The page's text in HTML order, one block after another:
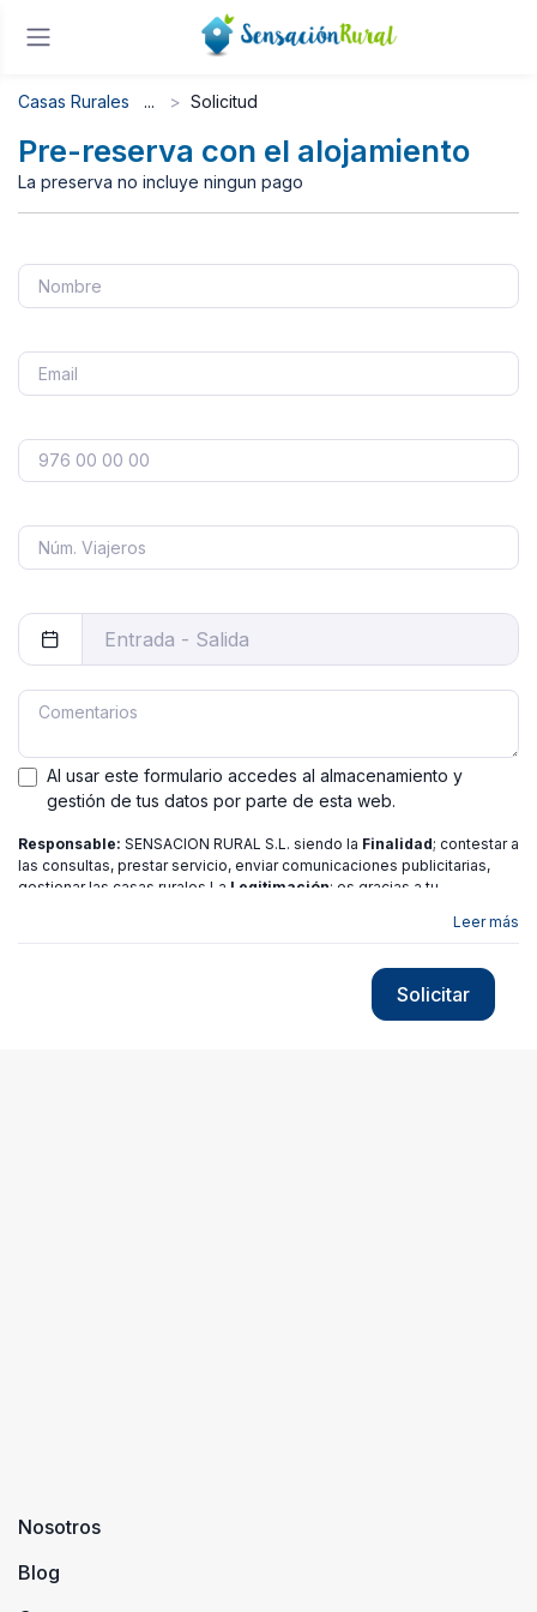
Casas Rurales Solicitud
Pre-reserva con el alojamiento
La preserva no incluye ningun pago
Al usar este formulario accedes al almacenamiento y
gestión de tus datos por parte de esta web.
Responsable: SENSACION RURAL S.L. siendo la Finalidad; contestar a
las consultas, prestar servicio, enviar comunicaciones publicitarias,
gestionar las casas rurales La Legitimación; es gracias a tu
de Acceso,
política de privacidad
Leer más
Solicitar
Nosotros
Blog